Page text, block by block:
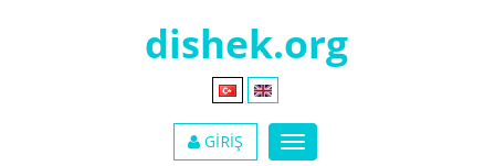
GİRİŞ